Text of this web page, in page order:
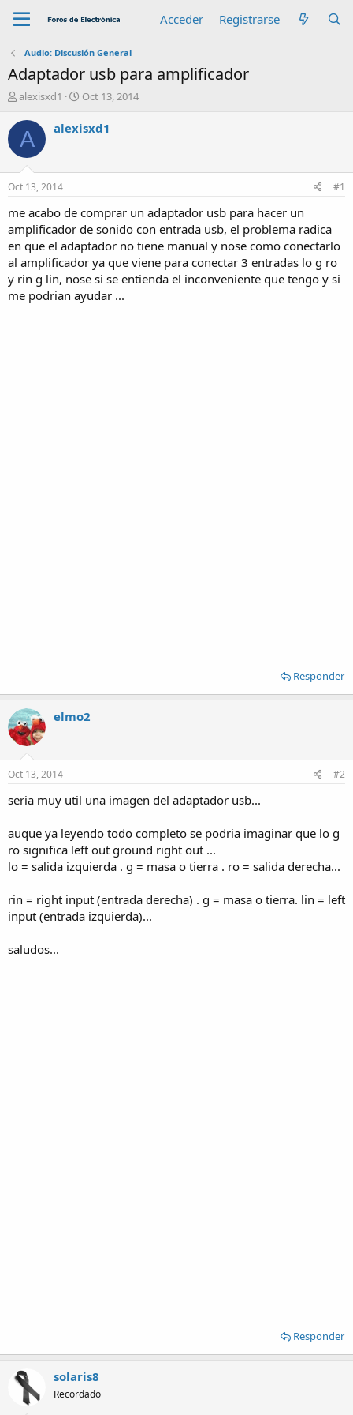
Acceder Registrarse
Audio: Discusión General
Adaptador usb para amplificador
A
t
o
r
alexisxd1
F
c
n
c
i
o
Oct 13, 2014
A alexisxd1
Oct 13, 2014 #1
me acabo de comprar un adaptador usb para hacer un
amplificador de sonido con entrada usb, el problema radica
en que el adaptador no tiene manual y nose como conectarlo
al amplificador ya que viene para conectar 3 entradas lo g ro
y rin g lin, nose si se entienda el inconveniente que tengo y si
me podrian ayudar ...
Responder
elmo2
Oct 13, 2014 #2
seria muy util una imagen del adaptador usb...
auque ya leyendo todo completo se podria imaginar que lo g
ro significa left out ground right out ...
lo = salida izquierda . g = masa o tierra . ro = salida derecha...
rin = right input (entrada derecha) . g = masa o tierra. lin = left
input (entrada izquierda)...
saludos...
Responder
solaris8
Recordado